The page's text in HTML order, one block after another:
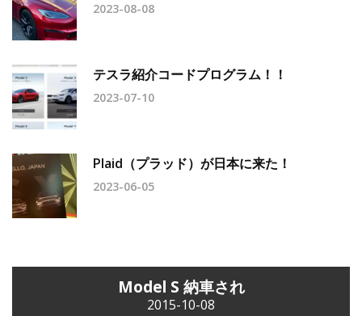
2023-08-08
テスラ紹介コードプログラム！！
2023-07-10
Plaid（プラッド）が日本に来た！
2023-06-05
Model S 納車され
2015-10-08